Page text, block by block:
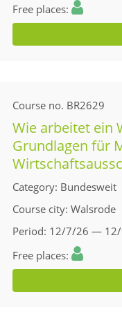
Free places
Course no. BR2629
Wie arbeitet ein
Grundlagen für
Category Bundesweit
Course city Walsrode
Period 12/7/26 —
Free places